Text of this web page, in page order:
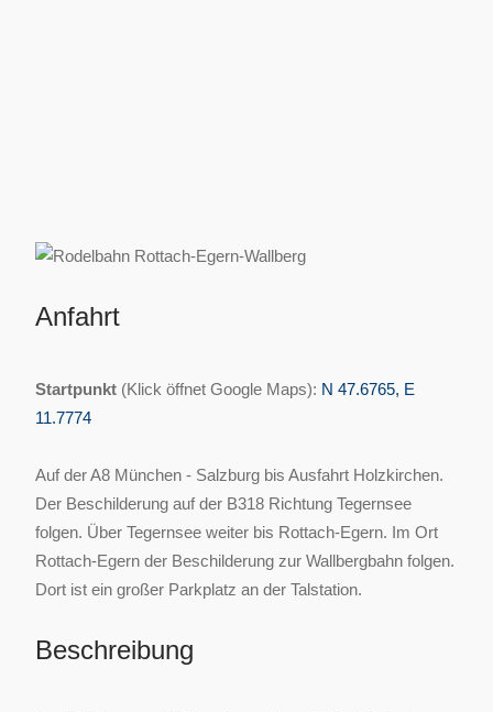
Anfahrt
Startpunkt (Klick öffnet Google Maps): N 47.6765, E
11.7774
Auf der A8 München - Salzburg bis Ausfahrt Holzkirchen.
Der Beschilderung auf der B318 Richtung Tegernsee
folgen. Über Tegernsee weiter bis Rottach-Egern. Im Ort
Rottach-Egern der Beschilderung zur Wallbergbahn folgen.
Dort ist ein großer Parkplatz an der Talstation.
Beschreibung